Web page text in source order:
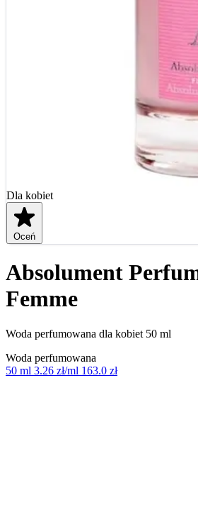
Dla kobiet
Oceń
Absolument
Femme
Woda perfumowana dla kobiet 50 ml
Woda perfumowana
50 ml 3.26 zł/ml 163.0 zł